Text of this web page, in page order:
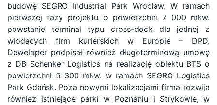
budowę SEGRO Industrial Park Wroclaw. W ramach
pierwszej fazy projektu o powierzchni 7 000 mkw.
powstanie terminal typu cross-dock dla jednej z
wiodących firm kurierskich w Europie – DPD.
Deweloper podpisał również długoterminową umowę
z DB Schenker Logistics na realizację obiektu BTS o
powierzchni 5 300 mkw. w ramach SEGRO Logistics
Park Gdańsk. Poza nowymi lokalizacjami firma rozwija
również istniejące parki w Poznaniu i Strykowie, w